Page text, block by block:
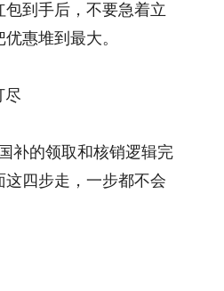
到手后，不要急着立
惠堆到最大。
尽
补的领取和核销逻辑完
四步走，一步都不会